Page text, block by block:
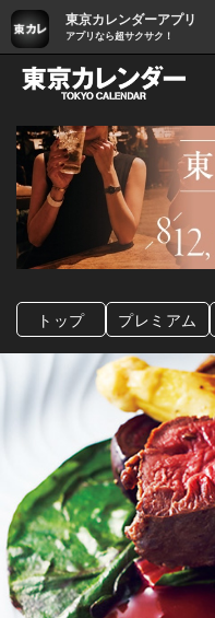
東京カレンダーアプリ
アプリなら超サクサク！
トップ プレミアム